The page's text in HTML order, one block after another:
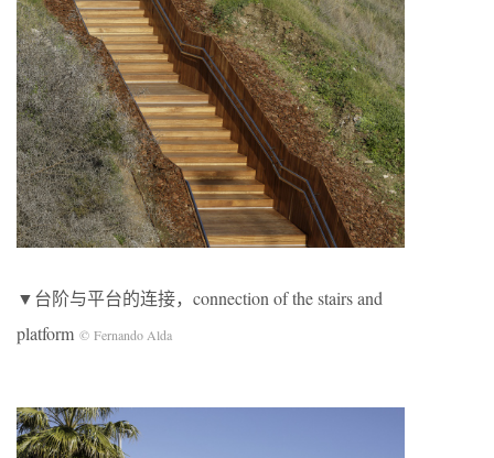
▼台阶与平台的连接，connection of the stairs and
platform © Fernando Alda